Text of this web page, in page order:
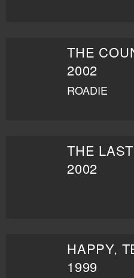
THE
2002
ROADIE
THE
2002
HAPPY,
1999